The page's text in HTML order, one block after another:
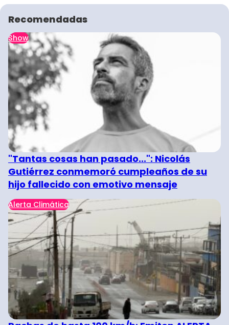
Recomendadas
Show
"Tantas cosas han pasado...": Nicolás
Gutiérrez conmemoró cumpleaños de su
hijo fallecido con emotivo mensaje
Alerta Climática